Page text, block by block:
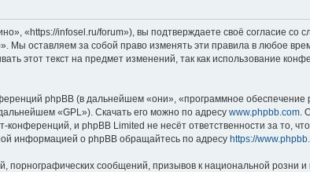
«https://infosel.ru/forum»), вы подтверждаете своё согласие со
оставляем за собой право изменять эти правила в любое
этот текст на предмет изменений, так как использование
phpBB (в дальнейшем «они», «программное обеспечение
«GPL»). Скачать его можно по адресу www.phpbb.com .
и phpBB Limited не несёт ответственности за то,
информацией о phpBB обращайтесь по адресу https://
сообщений, призывов к национальной розни